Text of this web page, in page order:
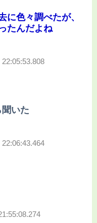
に色々調べたが、
たんだよね
いた